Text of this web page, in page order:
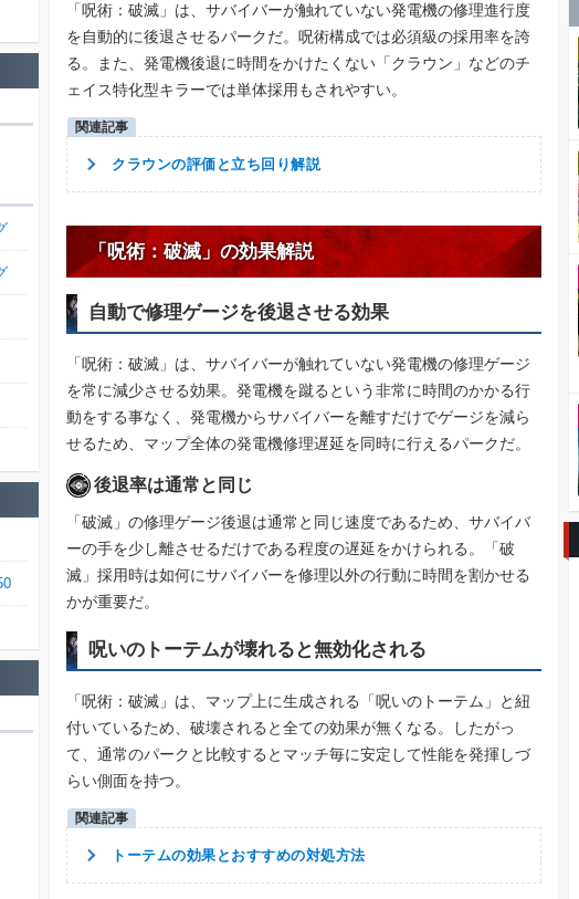
「呪術：破滅」は、サバイバーが触れていない発電機の修理進行度
を自動的に後退させるパークだ。呪術構成では必須級の採用率を誇
る。また、発電機後退に時間をかけたくない「クラウン」などのチ
ェイス特化型キラーでは単体採用もされやすい。
クラウンの評価と立ち回り解説
「呪術：破滅」の効果解説
自動で修理ゲージを後退させる効果
「呪術：破滅」は、サバイバーが触れていない発電機の修理ゲージ
を常に減少させる効果。発電機を蹴るという非常に時間のかかる行
動をする事なく、発電機からサバイバーを離すだけでゲージを減ら
せるため、マップ全体の発電機修理遅延を同時に行えるパークだ。
後退率は通常と同じ
「破滅」の修理ゲージ後退は通常と同じ速度であるため、サバイバ
ーの手を少し離させるだけである程度の遅延をかけられる。「破
滅」採用時は如何にサバイバーを修理以外の行動に時間を割かせる
かが重要だ。
呪いのトーテムが壊れると無効化される
「呪術：破滅」は、マップ上に生成される「呪いのトーテム」と紐
付いているため、破壊されると全ての効果が無くなる。したがっ
て、通常のパークと比較するとマッチ毎に安定して性能を発揮しづ
らい側面を持つ。
トーテムの効果とおすすめの対処方法